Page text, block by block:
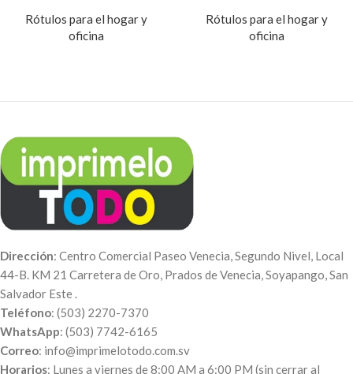
Rótulos para el hogar y
oficina
Rótulos para el hogar y
oficina
Dirección: Centro Comercial Paseo Venecia, Segundo Nivel, Local
44-B. KM 21 Carretera de Oro, Prados de Venecia, Soyapango, San
Salvador Este .
Teléfono: (503) 2270-7370
WhatsApp: (503) 7742-6165
Correo: info@imprimelotodo.com.sv
Horarios: Lunes a viernes de 8:00 AM a 6:00 PM (sin cerrar al